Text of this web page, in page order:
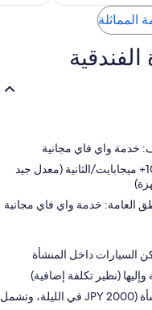
967
المماثلة
خدمة واي فاي مجانية
سرعة الواي فاي في الغرف: 100+ ميجابايت/الثانية (معدل جيد
العامة: خدمة واي فاي مجانية
السيارات داخل المنشأة
(نظير تكلفة إضافية)
خدمة ركن السيارات داخل المنشأة (JPY 2000 في الليلة، وتشمل